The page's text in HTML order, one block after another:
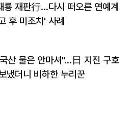
룡 재판行…다시 떠오른 연예계
후 미조치' 사례
산 물은 안마셔"…日 지진 구호
냈더니 비하한 누리꾼